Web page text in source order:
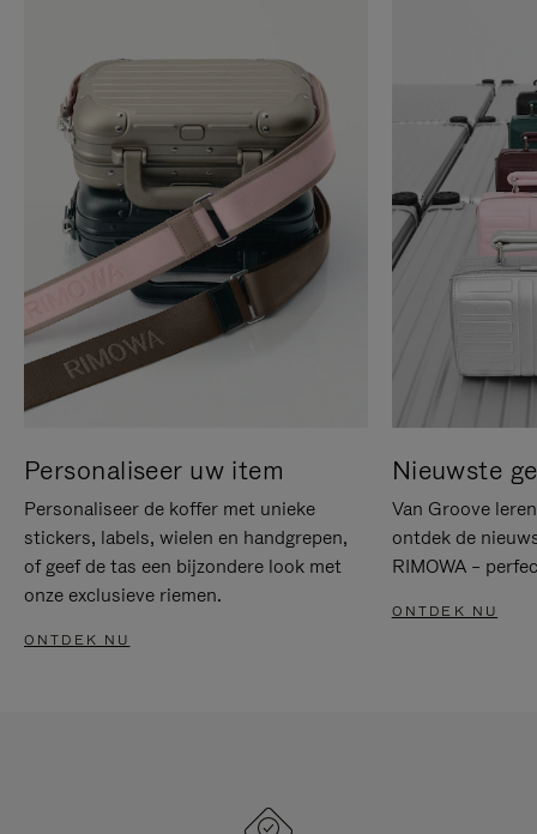
Personaliseer uw item
Personaliseer de koffer met unieke
stickers, labels, wielen en handgrepen,
of geef de tas een bijzondere look met
onze exclusieve riemen.
ONTDEK NU
Nieuwste
Van Groove
ontdek de
RIMOWA –
ONTDEK NU